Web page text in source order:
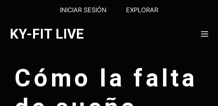
contenido
INICIAR SESIÓN EXPLORAR
KY-FIT LIVE
Cómo la falta